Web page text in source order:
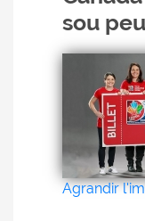
sou peu
Agrandir